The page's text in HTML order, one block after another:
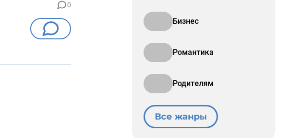
0
Бизнес
Романтика
Родителям
Все жанры